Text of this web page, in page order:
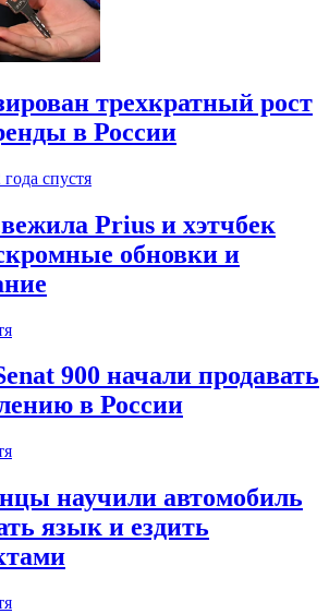
трехкратный рост
в России
года спустя
Prius и хэтчбек
обновки и
900 начали продавать
в России
научили автомобиль
язык и ездить